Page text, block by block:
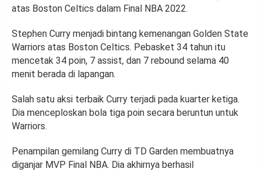
atas Boston Celtics dalam Final NBA 2022.
Stephen Curry menjadi bintang kemenangan Golden State
Warriors atas Boston Celtics. Pebasket 34 tahun itu
mencetak 34 poin, 7 assist, dan 7 rebound selama 40
menit berada di lapangan.
Salah satu aksi terbaik Curry terjadi pada kuarter ketiga.
Dia menceploskan bola tiga poin secara beruntun untuk
Warriors.
Penampilan gemilang Curry di TD Garden membuatnya
diganjar MVP Final NBA. Dia akhirnya berhasil